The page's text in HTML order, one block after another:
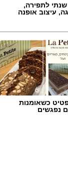
דחופה לציבור
מחסור חמור
ואוזל, ומקררי
שנתי לתפירה,
עיצוב אופנה
כשאומנות
נפגשים